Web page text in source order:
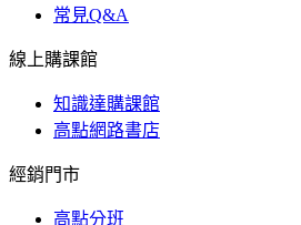
常見Q&A
線上購課館
知識達購課館
高點網路書店
經銷門市
高點分班